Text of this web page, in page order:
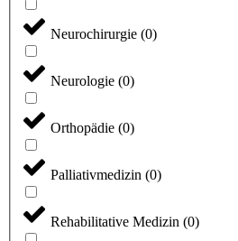
Neurochirurgie (0)
Neurologie (0)
Orthopädie (0)
Palliativmedizin (0)
Rehabilitative Medizin (0)